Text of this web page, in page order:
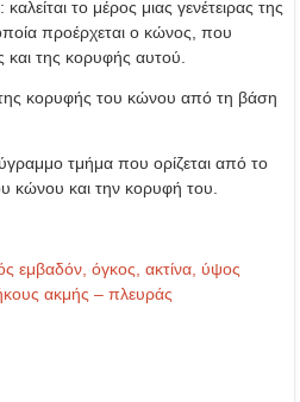
: καλείται το μέρος μιας γενέτειρας της
προέρχεται ο κώνος, που
και της κορυφής αυτού.
κορυφής του κώνου από τη βάση
τμήμα που ορίζεται από το
κώνου και την κορυφή του.
εμβαδόν, όγκος, ακτίνα, ύψος
ακμής – πλευράς